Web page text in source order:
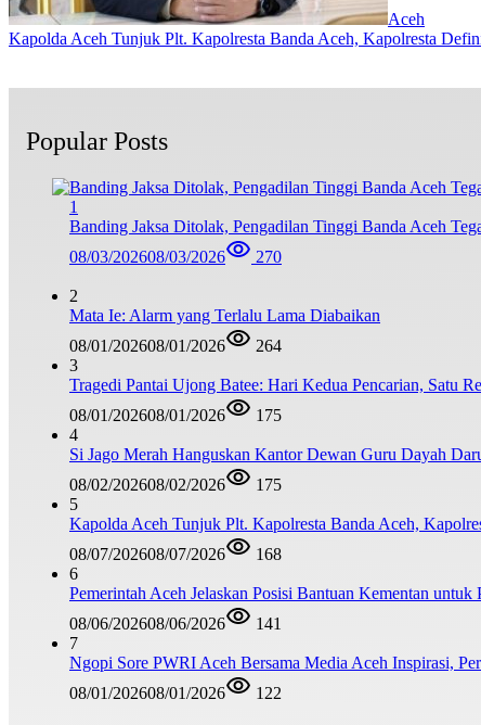
Aceh
Kapolda Aceh Tunjuk Plt. Kapolresta Banda Aceh, Kapolresta
Popular Posts
1
Banding Jaksa Ditolak, Pengadilan Tinggi Banda Aceh
08/03/202608/03/2026 270
2
Mata Ie: Alarm yang Terlalu Lama Diabaikan
08/01/202608/01/2026
264
3
Tragedi Pantai Ujong Batee: Hari Kedua Pencarian, Satu
08/01/202608/01/2026
175
4
Si Jago Merah Hanguskan Kantor Dewan Guru Dayah
08/02/202608/02/2026
175
5
Kapolda Aceh Tunjuk Plt. Kapolresta Banda Aceh,
08/07/202608/07/2026
168
6
Pemerintah Aceh Jelaskan Posisi Bantuan Kementan
08/06/202608/06/2026
141
7
Ngopi Sore PWRI Aceh Bersama Media Aceh Inspirasi,
08/01/202608/01/2026 122